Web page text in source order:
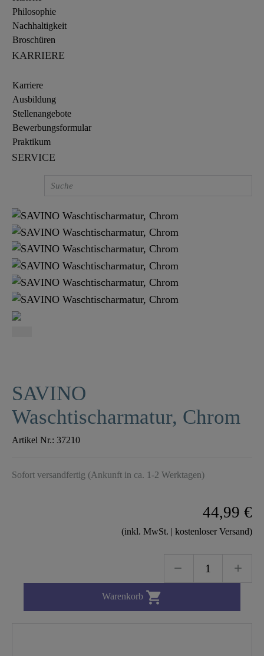
Philosophie
Nachhaltigkeit
Broschüren
KARRIERE
Karriere
Ausbildung
Stellenangebote
Bewerbungsformular
Praktikum
SERVICE
SAVINO
Waschtischarmatur, Chrom
Artikel Nr.: 37210
Sofort versandfertig (Ankunft in ca. 1-2 Werktagen)
44,99 €
(inkl. MwSt. | kostenloser Versand)
Warenkorb 